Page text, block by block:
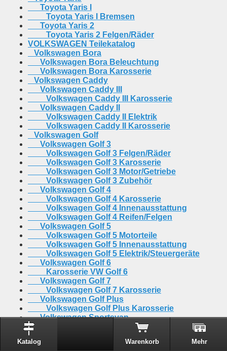
Toyota Yaris I
Toyota Yaris I Bremsen
Toyota Yaris 2
Toyota Yaris 2 Felgen/Räder
VOLKSWAGEN Teilekatalog
Volkswagen Bora
Volkswagen Bora Beleuchtung
Volkswagen Bora Karosserie
Volkswagen Caddy
Volkswagen Caddy III
Volkswagen Caddy III Karosserie
Volkswagen Caddy II
Volkswagen Caddy II Elektrik
Volkswagen Caddy II Karosserie
Volkswagen Golf
Volkswagen Golf 3
Volkswagen Golf 3 Felgen/Räder
Volkswagen Golf 3 Karosserie
Volkswagen Golf 3 Motor/Getriebe
Volkswagen Golf 3 Zubehör
Volkswagen Golf 4
Volkswagen Golf 4 Karosserie
Volkswagen Golf 4 Innenausstattung
Volkswagen Golf 4 Reifen/Felgen
Volkswagen Golf 5
Volkswagen Golf 5 Motorteile
Volkswagen Golf 5 Innenausstattung
Volkswagen Golf 5 Elektrik/Steuergeräte
Volkswagen Golf 6
Karosserie VW Golf 6
Volkswagen Golf 7
Volkswagen Golf 7 Karosserie
Volkswagen Golf Plus
Volkswagen Golf Plus Karosserie
Volkswagen Sportsvan
Volkswagen Sportsvan Beleuchtung
Volkswagen Passat
Volkswagen Passat 3C
Katalog Warenkorb Mehr